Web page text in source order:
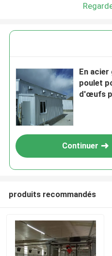
En acier
poulet
d'œufs
Continuer
produits recommandés